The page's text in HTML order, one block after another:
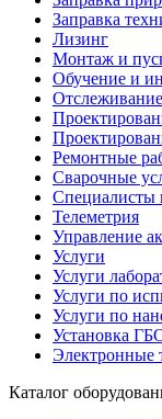
Заправка
Лизинг
Монтаж и
Обучение и
Ремонтные
Сварочные
Специалисты
Телеметрия
Управление
Услуги
Услуги
Услуги по
Услуги по
Установка
Электронные
Каталог